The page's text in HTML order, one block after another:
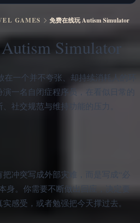
GAMES 免费在线玩 Autism Simulator
Simulator
在一个并不夸张、却持续消耗人的环
一名自闭症程序员，在看似日常的
社交规范与维持功能的压力。
冲突写成外部灾难，而是写成“必
身。你需要不断做出回应，决定要
感受，或者勉强把今天撑过去。